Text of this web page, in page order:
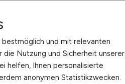
und mit relevanten
die Nutzung und Sicherheit unserer
helfen, Ihnen personalisierte
anonymen Statistikzwecken.